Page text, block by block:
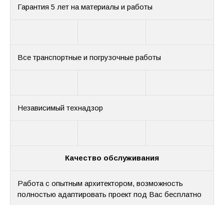
Гарантия 5 лет на материалы и работы
Все транспортные и погрузочные работы
Независимый технадзор
Качество обслуживания
Работа с опытным архитектором, возможность
полностью адаптировать проект под Вас бесплатно